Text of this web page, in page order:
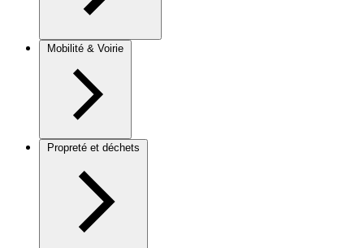
Mobilité & Voirie
Propreté et déchets